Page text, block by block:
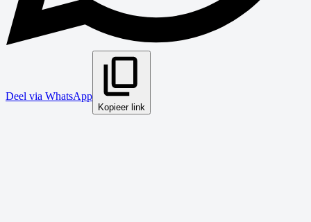
Deel via WhatsApp
Kopieer link